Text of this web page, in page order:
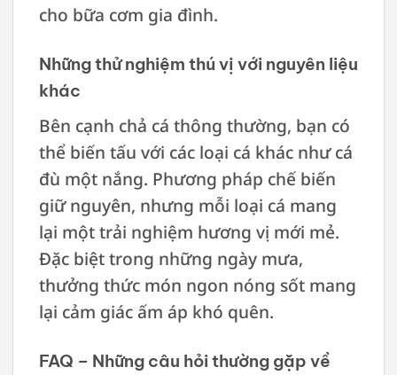
cho bữa cơm gia đình.
Những thử nghiệm thú vị với nguyên liệu
khác
Bên cạnh chả cá thông thường, bạn có
thể biến tấu với các loại cá khác như cá
đù một nắng. Phương pháp chế biến
giữ nguyên, nhưng mỗi loại cá mang
lại một trải nghiệm hương vị mới mẻ.
Đặc biệt trong những ngày mưa,
thưởng thức món ngon nóng sốt mang
lại cảm giác ấm áp khó quên.
FAQ – Những câu hỏi thường gặp về